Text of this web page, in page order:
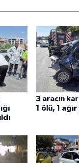
3 aracın
1 ölü, 1 ağır